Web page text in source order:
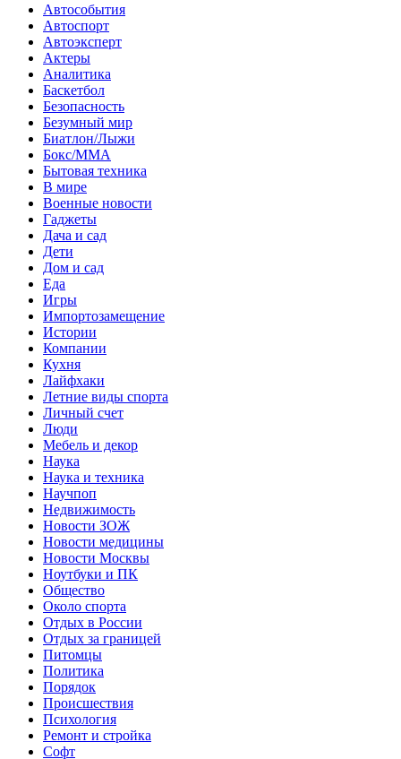
Автособытия
Автоспорт
Автоэксперт
Актеры
Аналитика
Баскетбол
Безопасность
Безумный мир
Биатлон/Лыжи
Бокс/MMA
Бытовая техника
В мире
Военные новости
Гаджеты
Дача и сад
Дети
Дом и сад
Еда
Игры
Импортозамещение
Истории
Компании
Кухня
Лайфхаки
Летние виды спорта
Личный счет
Люди
Мебель и декор
Наука
Наука и техника
Научпоп
Недвижимость
Новости ЗОЖ
Новости медицины
Новости Москвы
Ноутбуки и ПК
Общество
Около спорта
Отдых в России
Отдых за границей
Питомцы
Политика
Порядок
Происшествия
Психология
Ремонт и стройка
Софт